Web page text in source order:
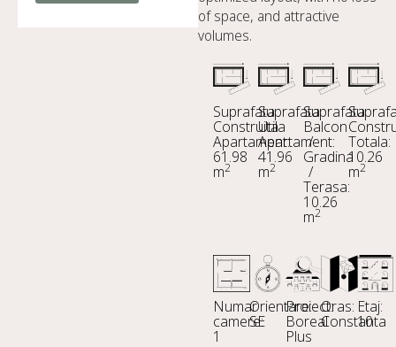
of space, and attractive
volumes.
Suprafata
Construita
Apartament:
61.98
m2
Suprafata
Utila
Apartament:
41.96
m2
Suprafata
Balcon
/
Gradina
/
Terasa:
10.26
m2
Totala:
10.26
m2
Numar
camere:
1
Orientare:
SE
Proiect:
Boreal
Plus
Oras:
Constanta
Etaj:
10